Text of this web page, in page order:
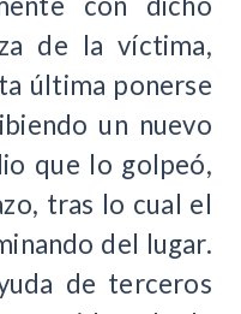
de la víctima,
última ponerse
un nuevo
que lo golpeó,
tras lo cual el
del lugar.
de terceros